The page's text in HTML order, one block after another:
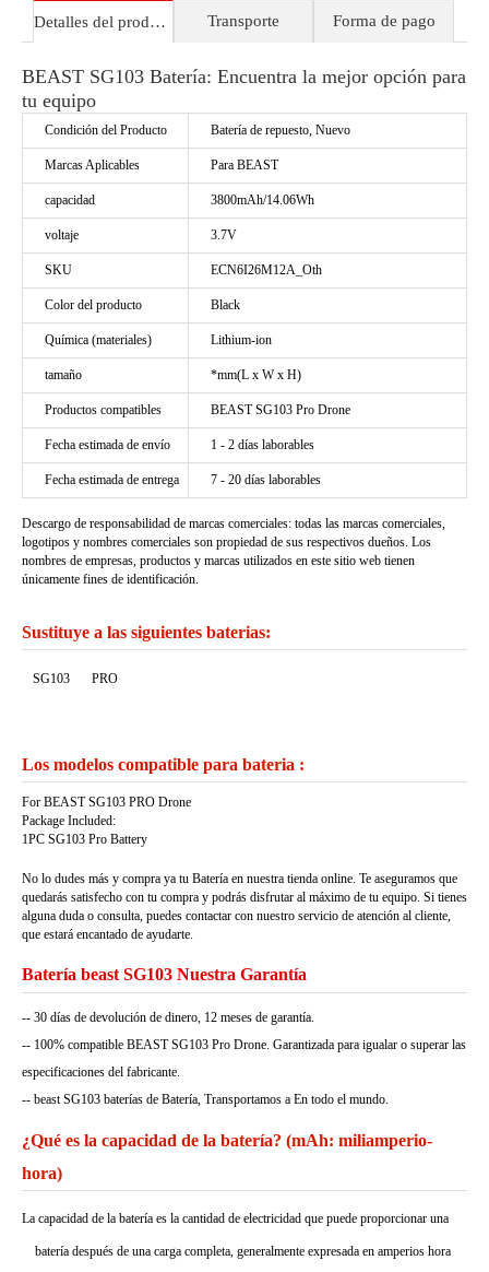
Detalles del producto Transporte Forma de pago
BEAST SG103 Batería: Encuentra la mejor opción para
tu equipo
Condición del Producto Batería de repuesto, Nuevo
Marcas Aplicables Para BEAST
capacidad 3800mAh/14.06Wh
voltaje 3.7V
SKU ECN6I26M12A_Oth
Color del producto Black
Química (materiales) Lithium-ion
tamaño *mm(L x W x H)
Productos compatibles BEAST SG103 Pro Drone
Fecha estimada de envío 1 - 2 días laborables
Fecha estimada de entrega 7 - 20 días laborables
Descargo de responsabilidad de marcas comerciales: todas las marcas comerciales,
logotipos y nombres comerciales son propiedad de sus respectivos dueños. Los
nombres de empresas, productos y marcas utilizados en este sitio web tienen
únicamente fines de identificación.
Sustituye a las siguientes baterias:
SG103 PRO
Los modelos compatible para bateria :
For BEAST SG103 PRO Drone
Package Included:
1PC SG103 Pro Battery
No lo dudes más y compra ya tu Batería en nuestra tienda online. Te aseguramos que
quedarás satisfecho con tu compra y podrás disfrutar al máximo de tu equipo. Si tienes
alguna duda o consulta, puedes contactar con nuestro servicio de atención al cliente,
que estará encantado de ayudarte.
Batería beast SG103 Nuestra Garantía
-- 30 días de devolución de dinero, 12 meses de garantía.
-- 100% compatible BEAST SG103 Pro Drone. Garantizada para igualar o superar las
especificaciones del fabricante.
-- beast SG103 baterías de Batería, Transportamos a En todo el mundo.
¿Qué es la capacidad de la batería? (mAh: miliamperio-
hora)
La capacidad de la batería es la cantidad de electricidad que puede proporcionar una
batería después de una carga completa, generalmente expresada en amperios hora